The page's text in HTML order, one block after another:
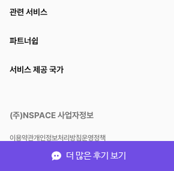
더 많은 후기 보기
관련 서비스
파트너쉽
서비스 제공 국가
(주)NSPACE 사업자정보
이용약관개인정보처리방침운영정책
스페이스클라우드는 통신판매중개자이며 통신판매의 당사자
라우드는 공간 거래정보 및 거래에 대해 책임지지 않습니다.